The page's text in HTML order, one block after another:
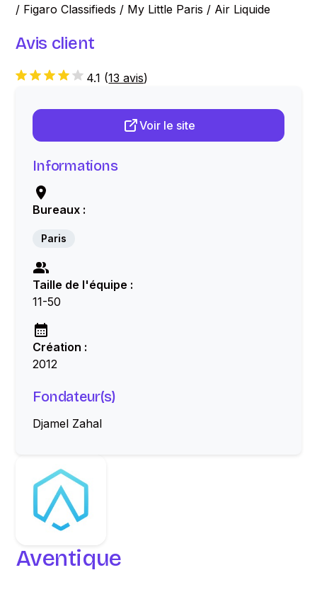
Aventique
/ Figaro Classifieds / My Little Paris / Air Liquide
Avis client
4.1 (13 avis)
Voir le site
Informations
Bureaux :
Paris
Taille de l'équipe :
11-50
Création :
2012
Fondateur(s)
Djamel Zahal